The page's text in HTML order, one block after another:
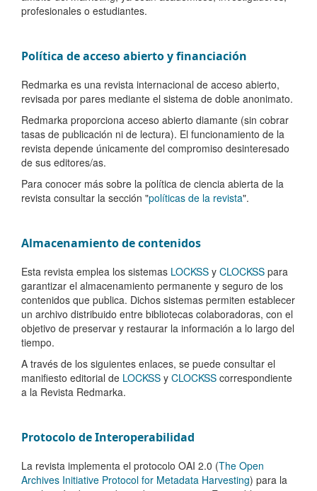
profesionales o estudiantes.
Política de acceso abierto y financiación
Redmarka es una revista internacional de acceso abierto,
revisada por pares mediante el sistema de doble anonimato.
Redmarka proporciona acceso abierto diamante (sin cobrar
tasas de publicación ni de lectura). El funcionamiento de la
revista depende únicamente del compromiso desinteresado
de sus editores/as.
Para conocer más sobre la política de ciencia abierta de la
revista consultar la sección "políticas de la revista".
Almacenamiento de contenidos
Esta revista emplea los sistemas LOCKSS y CLOCKSS para
garantizar el almacenamiento permanente y seguro de los
contenidos que publica. Dichos sistemas permiten establecer
un archivo distribuido entre bibliotecas colaboradoras, con el
objetivo de preservar y restaurar la información a lo largo del
tiempo.
A través de los siguientes enlaces, se puede consultar el
manifiesto editorial de LOCKSS y CLOCKSS correspondiente
a la Revista Redmarka.
Protocolo de Interoperabilidad
La revista implementa el protocolo OAI 2.0 (The Open
Archives Initiative Protocol for Metadata Harvesting) para la